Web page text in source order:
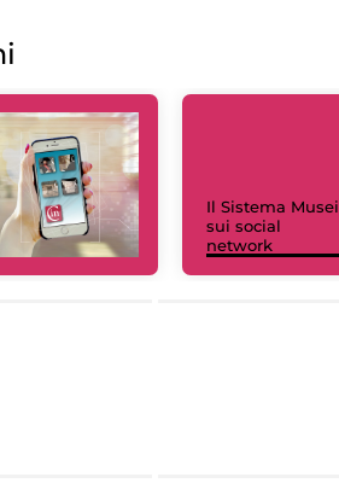
Il Sistema Musei
sui social
network